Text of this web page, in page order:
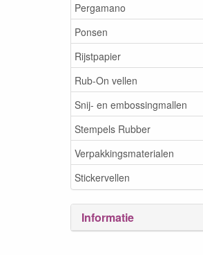
Pergamano
Ponsen
Rijstpapier
Rub-On vellen
Snij- en embossingmallen
Stempels Rubber
Verpakkingsmaterialen
Stickervellen
Informatie